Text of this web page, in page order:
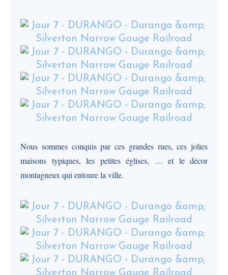
Nous sommes conquis par ces grandes rues, ces jolies
maisons typiques, les petites églises, … et le décor
montagneux qui entoure la ville.